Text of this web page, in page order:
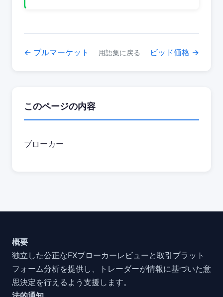
← ブルマーケット 用語集に戻る ビッド価格 →
このページの内容
ブローカー
概要
独立した公正なFXブローカーレビューと取引プラット
フォーム分析を提供し、トレーダーが情報に基づいた意
思決定を行えるよう支援します。